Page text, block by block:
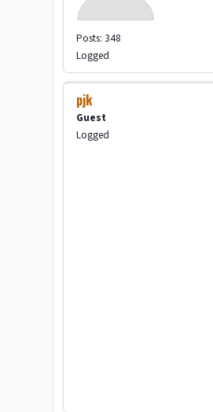
Posts: 348
Logged
pjk
Guest
Logged